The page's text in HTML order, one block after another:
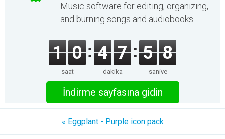
Music software for editing, organizing,
and burning songs and audiobooks.
1 0
saat
4 7
dakika
5 8
saniye
İndirme sayfasına gidin
« Eggplant - Purple icon pack